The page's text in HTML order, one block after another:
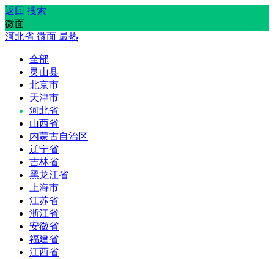
返回 搜索
微面
河北省 微面 最热
全部
灵山县
北京市
天津市
河北省
山西省
内蒙古自治区
辽宁省
吉林省
黑龙江省
上海市
江苏省
浙江省
安徽省
福建省
江西省